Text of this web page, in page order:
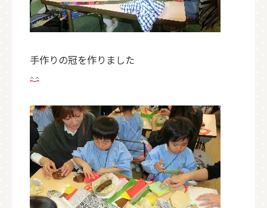
手作りの冠を作りました